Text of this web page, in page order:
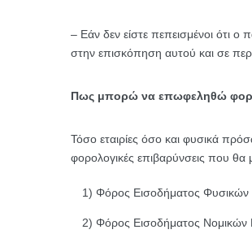
– Εάν δεν είστε πεπεισμένοι ότι
στην επισκόπηση αυτού και σε
Πως μπορώ να επωφεληθώ
Τόσο εταιρίες όσο και φυσικά
φορολογικές επιβαρύνσεις που
1) Φόρος Εισοδήματος
2) Φόρος Εισοδήματος Νομικών